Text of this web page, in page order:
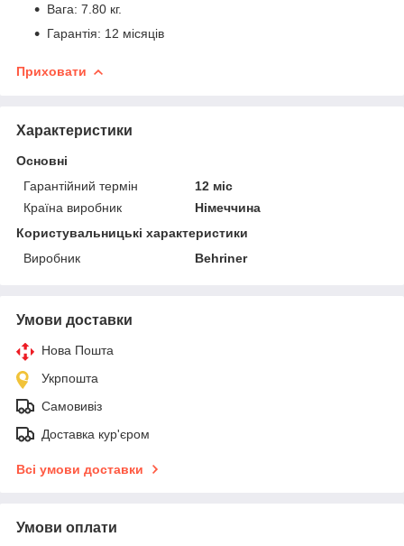
Вага: 7.80 кг.
Гарантія: 12 місяців
Приховати
Характеристики
Основні
Гарантійний термін
12 міс
Країна виробник
Німеччина
Користувальницькі характеристики
Виробник
Behriner
Умови доставки
Нова Пошта
Укрпошта
Самовивіз
Доставка кур'єром
Всі умови доставки
Умови оплати